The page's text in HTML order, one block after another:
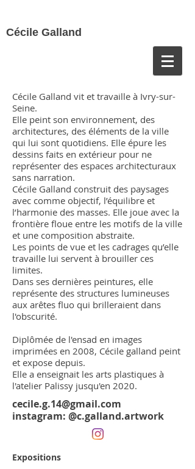
Cécile Galland
Cécile Galland vit et travaille à Ivry-sur-
Seine.
Elle peint son environnement, des
architectures, des éléments de la ville
qui lui sont quotidiens. Elle épure les
dessins faits en extérieur pour ne
représenter des espaces architecturaux
sans narration.
Cécile Galland construit des paysages
avec comme objectif, l’équilibre et
l’harmonie des masses. Elle joue avec la
frontière floue entre les motifs de la ville
et une composition abstraite.
Les points de vue et les cadrages qu’elle
travaille lui servent à brouiller ces
limites.
Dans ses dernières peintures, elle
représente des structures lumineuses
aux arêtes fluo qui brilleraient dans
l'obscurité.
Diplômée de l'ensad en images
imprimées en 2008, Cécile galland peint
et expose depuis.
Elle a enseignait les arts plastiques à
l'atelier Palissy jusqu'en 2020.
cecile.g.14@gmail.com
instagram: @c.galland.artwork
Expositions